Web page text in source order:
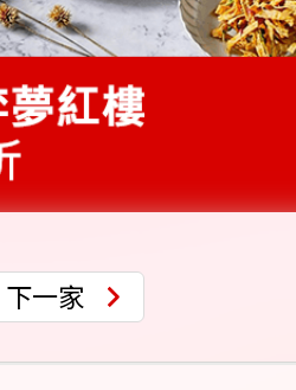
下一家